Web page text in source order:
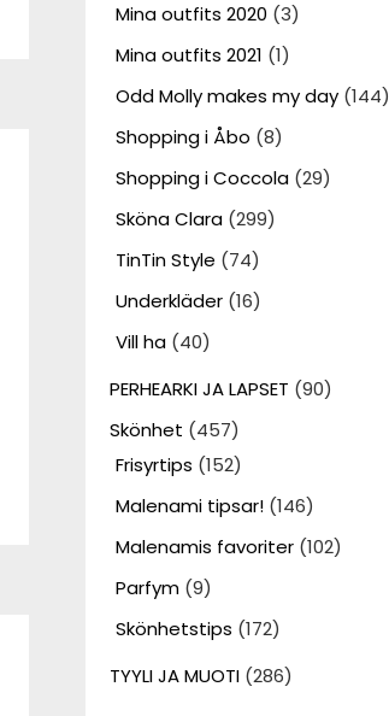
Mina outfits 2020 (3)
Mina outfits 2021 (1)
Odd Molly makes my day(144)
Shopping i Åbo (8)
Shopping i Coccola(29)
Sköna Clara(299)
TinTin Style (74)
Underkläder(16)
Vill ha(40)
PERHEARKI JA LAPSET (90)
Skönhet (457)
Frisyrtips (152)
Malenami tipsar!(146)
Malenamis favoriter(102)
Parfym(9)
Skönhetstips (172)
TYYLI JA MUOTI(286)